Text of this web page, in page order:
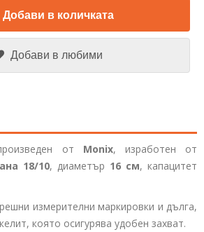
Добави в количката
Добави в любими
от Monix, изработен от
18/10, диаметър 16 см, капацитет
измерителни маркировки и дълга,
която осигурява удобен захват.